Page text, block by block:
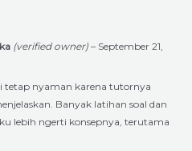
(verified owner) – September 21,
tetap nyaman karena tutornya
Banyak latihan soal dan
lebih ngerti konsepnya, terutama